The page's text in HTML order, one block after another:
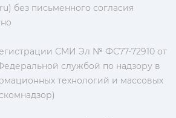
без письменного согласия
СМИ Эл № ФС77-72910 от
службой по надзору в
технологий и массовых